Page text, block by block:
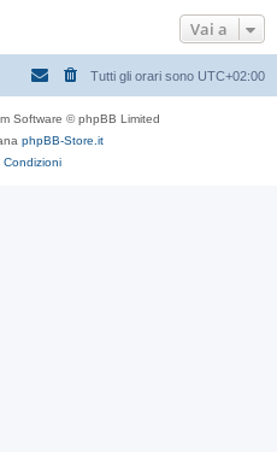
Vai a
Tutti gli orari sono UTC+02:00
Software © phpBB Limited
phpBB-Store.it
Condizioni